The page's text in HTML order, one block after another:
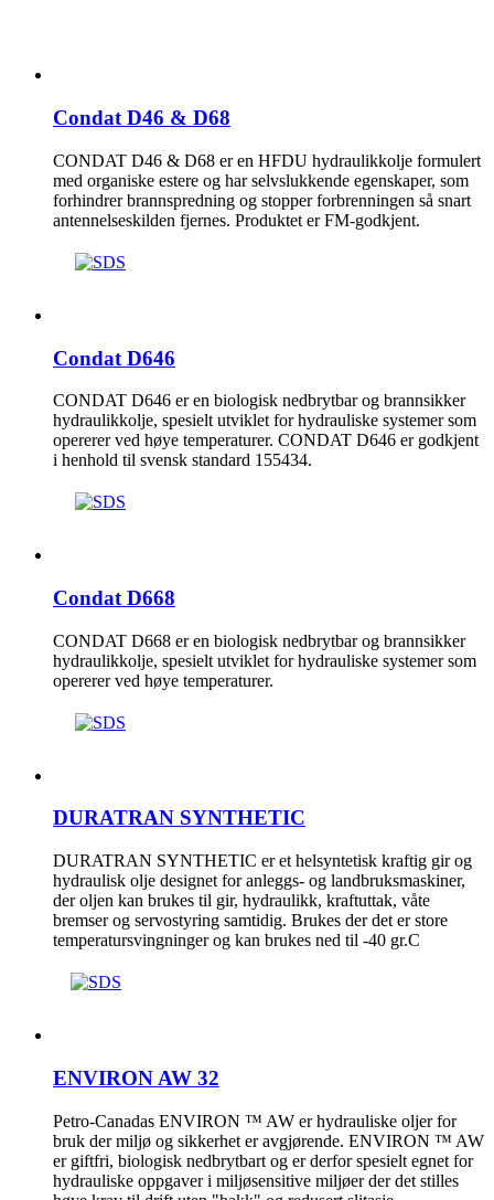
Condat D46 & D68
CONDAT D46 & D68 er en HFDU hydraulikkolje formulert
med organiske estere og har selvslukkende egenskaper, som
forhindrer brannspredning og stopper forbrenningen så snart
antennelseskilden fjernes. Produktet er FM-godkjent.
Condat D646
CONDAT D646 er en biologisk nedbrytbar og brannsikker
hydraulikkolje, spesielt utviklet for hydrauliske systemer som
opererer ved høye temperaturer. CONDAT D646 er godkjent
i henhold til svensk standard 155434.
Condat D668
CONDAT D668 er en biologisk nedbrytbar og brannsikker
hydraulikkolje, spesielt utviklet for hydrauliske systemer som
opererer ved høye temperaturer.
DURATRAN SYNTHETIC
DURATRAN SYNTHETIC er et helsyntetisk kraftig gir og
hydraulisk olje designet for anleggs- og landbruksmaskiner,
der oljen kan brukes til gir, hydraulikk, kraftuttak, våte
bremser og servostyring samtidig. Brukes der det er store
temperatursvingninger og kan brukes ned til -40 gr.C
ENVIRON AW 32
Petro-Canadas ENVIRON ™ AW er hydrauliske oljer for
bruk der miljø og sikkerhet er avgjørende. ENVIRON ™ AW
er giftfri, biologisk nedbrytbart og er derfor spesielt egnet for
hydrauliske oppgaver i miljøsensitive miljøer der det stilles